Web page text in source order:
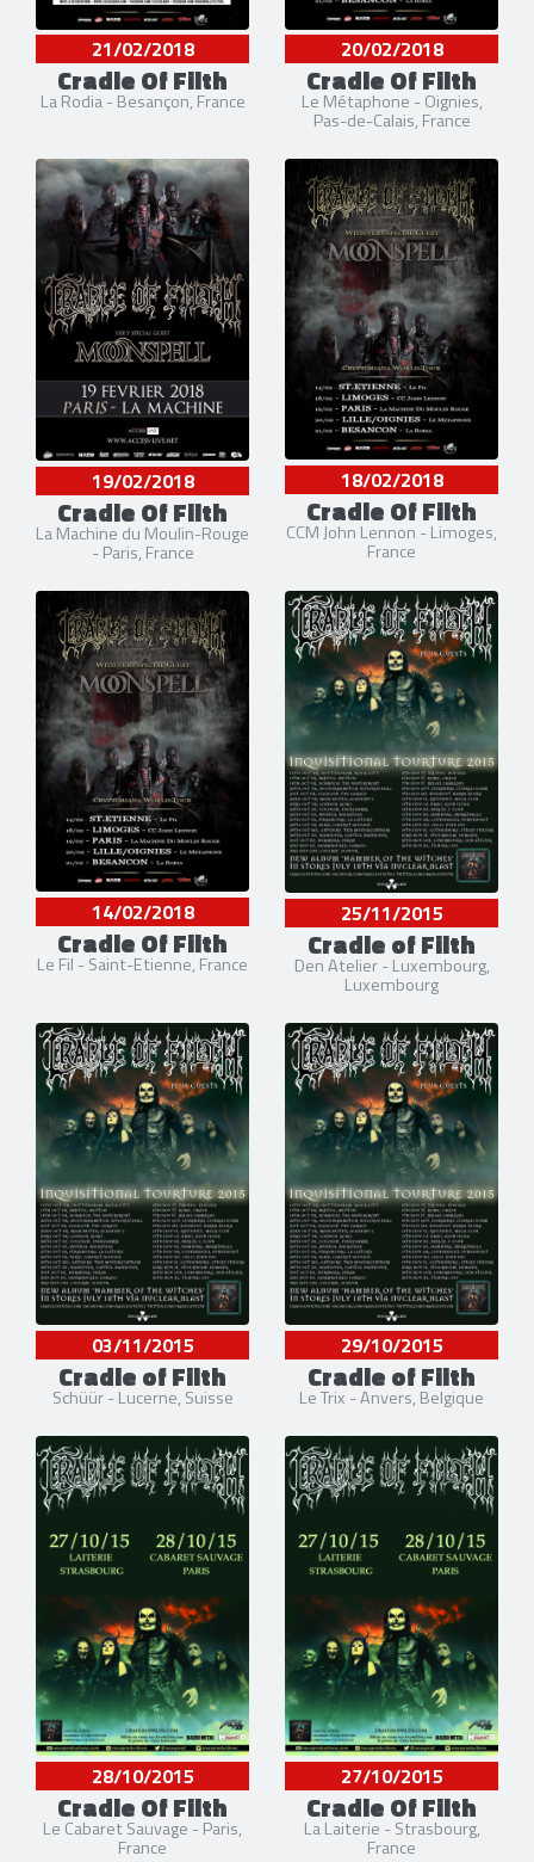
21/02/2018
Cradle Of Filth
La Rodia - Besançon, France
20/02/2018
Cradle Of Filth
Le Métaphone - Oignies,
Pas-de-Calais, France
19/02/2018
Cradle Of Filth
La Machine du Moulin-Rouge
- Paris, France
18/02/2018
Cradle Of Filth
CCM John Lennon - Limoges,
France
14/02/2018
Cradle Of Filth
Le Fil - Saint-Etienne, France
25/11/2015
Cradle of Filth
Den Atelier - Luxembourg,
Luxembourg
03/11/2015
Cradle of Filth
Schüür - Lucerne, Suisse
29/10/2015
Cradle of Filth
Le Trix - Anvers, Belgique
28/10/2015
Cradle Of Filth
Le Cabaret Sauvage - Paris,
France
27/10/2015
Cradle Of Filth
La Laiterie - Strasbourg,
France